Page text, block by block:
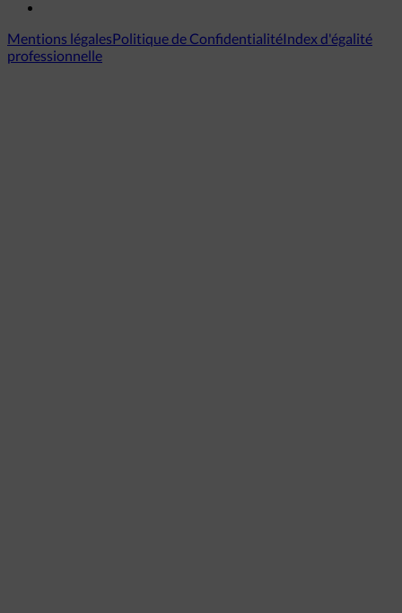
Mentions légalesPolitique de ConfidentialitéIndex d'égalité
professionnelle